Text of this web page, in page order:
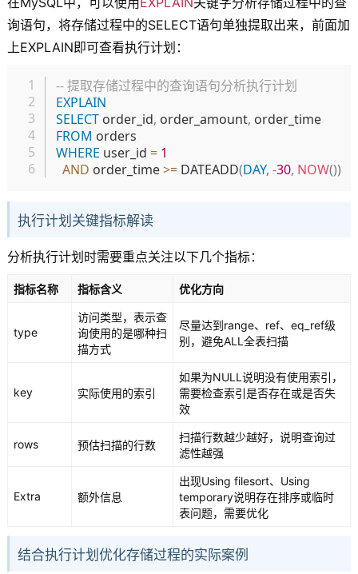
询语句，将存储过程中的SELECT语句单独提取出来，前面加
上EXPLAIN即可查看执行计划：
-- 提取存储过程中的查询语句分析执行计划
EXPLAIN
SELECT order_id, order_amount,
order_time
FROM
WHERE user_id = 1
AND order_time >= DATEADD(DAY, -30, NOW())
执行计划关键指标解读
分析执行计划时需要重点关注以下几个指标：
指标名称 指标含义 优化方向
type
访问类型，表示查
询使用的是哪种扫
描方式
尽量达到range、ref、eq_ref级
别，避免ALL全表扫描
key 实际使用的索引
如果为NULL说明没有使用索引，
需要检查索引是否存在或是否失
效
rows 预估扫描的行数
扫描行数越少越好，说明查询过
滤性越强
Extra 额外信息
出现Using filesort、Using
temporary说明存在排序或临时
表问题，需要优化
结合执行计划优化存储过程的实际案例